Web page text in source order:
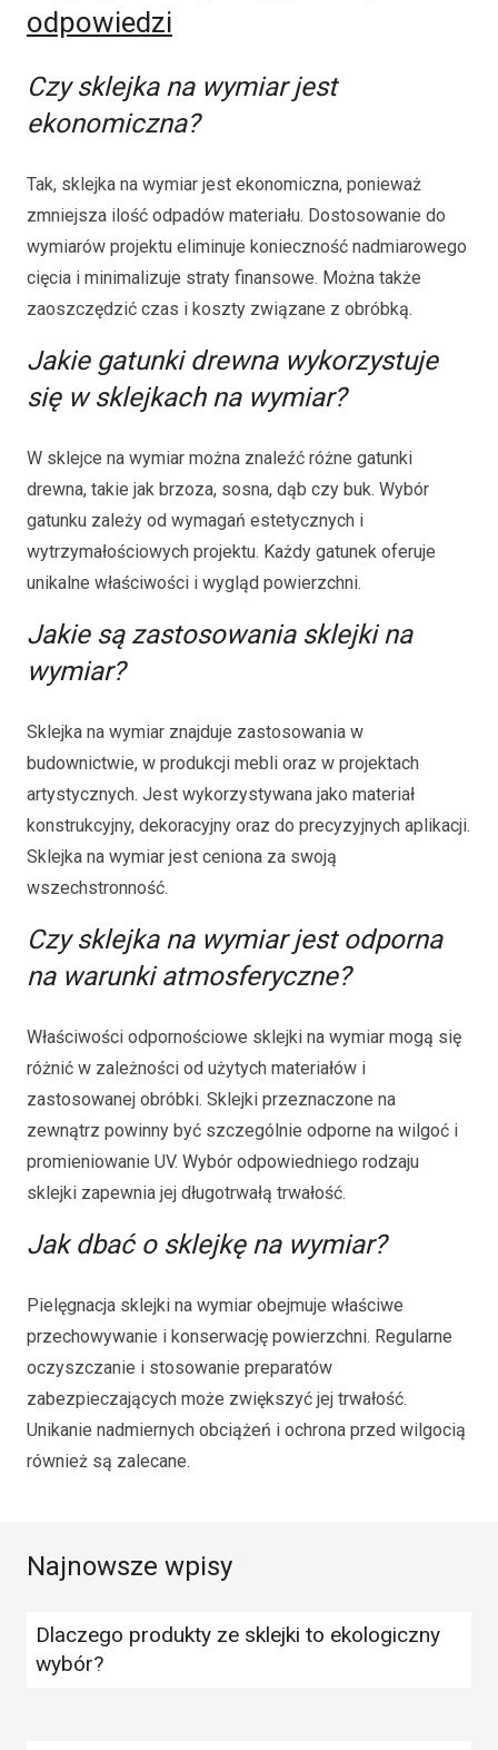
odpowiedzi
Czy sklejka na wymiar jest
ekonomiczna?
Tak, sklejka na wymiar jest ekonomiczna, ponieważ
zmniejsza ilość odpadów materiału. Dostosowanie do
wymiarów projektu eliminuje konieczność nadmiarowego
cięcia i minimalizuje straty finansowe. Można także
zaoszczędzić czas i koszty związane z obróbką.
Jakie gatunki drewna wykorzystuje
się w sklejkach na wymiar?
W sklejce na wymiar można znaleźć różne gatunki
drewna, takie jak brzoza, sosna, dąb czy buk. Wybór
gatunku zależy od wymagań estetycznych i
wytrzymałościowych projektu. Każdy gatunek oferuje
unikalne właściwości i wygląd powierzchni.
Jakie są zastosowania sklejki na
wymiar?
Sklejka na wymiar znajduje zastosowania w
budownictwie, w produkcji mebli oraz w projektach
artystycznych. Jest wykorzystywana jako materiał
konstrukcyjny, dekoracyjny oraz do precyzyjnych aplikacji.
Sklejka na wymiar jest ceniona za swoją
wszechstronność.
Czy sklejka na wymiar jest odporna
na warunki atmosferyczne?
Właściwości odpornościowe sklejki na wymiar mogą się
różnić w zależności od użytych materiałów i
zastosowanej obróbki. Sklejki przeznaczone na
zewnątrz powinny być szczególnie odporne na wilgoć i
promieniowanie UV. Wybór odpowiedniego rodzaju
sklejki zapewnia jej długotrwałą trwałość.
Jak dbać o sklejkę na wymiar?
Pielęgnacja sklejki na wymiar obejmuje właściwe
przechowywanie i konserwację powierzchni. Regularne
oczyszczanie i stosowanie preparatów
zabezpieczających może zwiększyć jej trwałość.
Unikanie nadmiernych obciążeń i ochrona przed wilgocią
również są zalecane.
Najnowsze wpisy
Dlaczego produkty ze sklejki to ekologiczny
wybór?